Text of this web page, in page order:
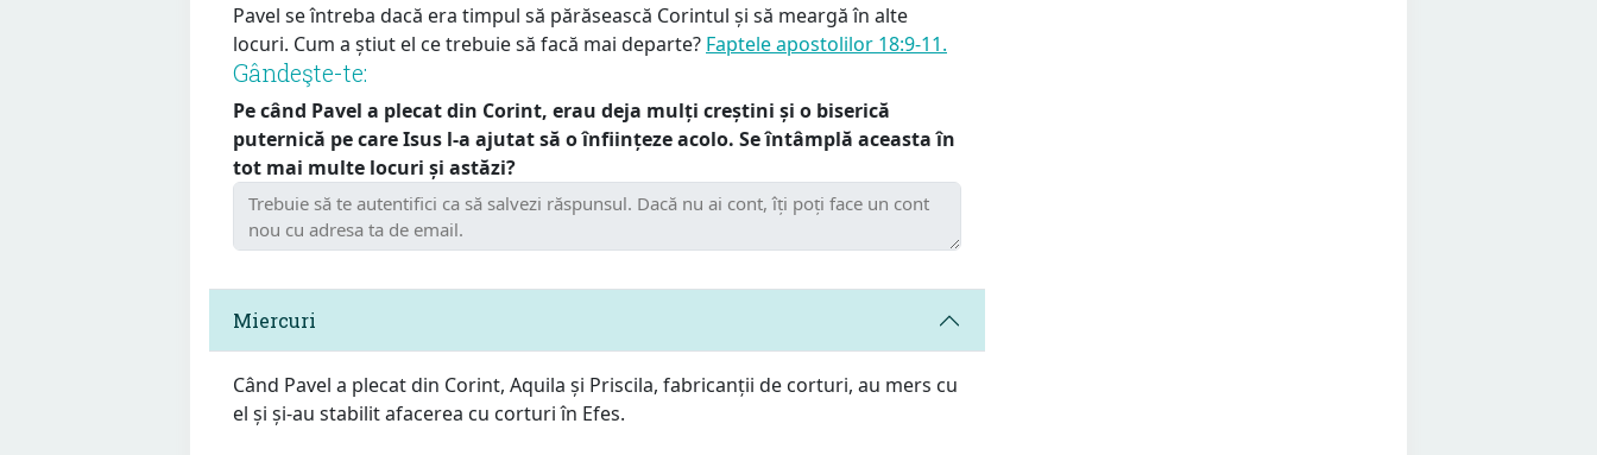
Pavel se întreba dacă era timpul să părăsească Corintul și să meargă în alte
locuri. Cum a știut el ce trebuie să facă mai departe? Faptele apostolilor 18:9-11.
Gândeşte-te:
Pe când Pavel a plecat din Corint, erau deja mulți creștini și o biserică
puternică pe care Isus l-a ajutat să o înființeze acolo. Se întâmplă aceasta în
tot mai multe locuri și astăzi?
Miercuri
Când Pavel a plecat din Corint, Aquila și Priscila, fabricanții de corturi, au mers cu
el și și-au stabilit afacerea cu corturi în Efes.